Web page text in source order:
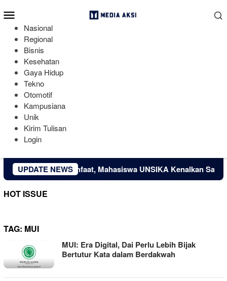
ke
kontenMobile
Nasional
Regional
Bisnis
Kesehatan
Gaya Hidup
Tekno
Otomotif
Kampusiana
Unik
Kirim Tulisan
Login
UPDATE NEWS
Limbah Jadi Manfaat, Mahasiswa UNSIKA Kenalkan Sabun
HOT ISSUE
TAG: MUI
MUI: Era Digital, Dai Perlu Lebih Bijak
Bertutur Kata dalam Berdakwah